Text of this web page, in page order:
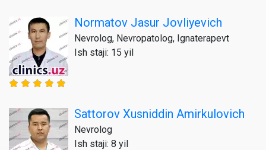
Normatov Jasur Jovliyevich
Nevrolog, Nevropatolog, Ignaterapevt
Ish staji: 15 yil
Sattorov Xusniddin Amirkulovich
Nevrolog
Ish staji: 8 yil